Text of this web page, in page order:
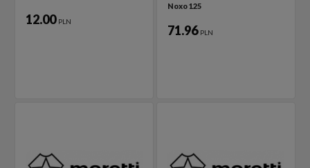
12.00 PLN
Noxo 125
71.96 PLN